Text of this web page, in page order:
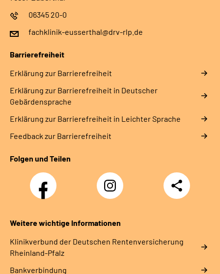
06345 20-0
fachklinik-eusserthal@drv-rlp.de
Barrierefreiheit
Erklärung zur Barrierefreiheit
Erklärung zur Barrierefreiheit in Deutscher
Gebärdensprache
Erklärung zur Barrierefreiheit in Leichter Sprache
Feedback zur Barrierefreiheit
Folgen und Teilen
Facebook
Instagram
DRV
Nachwuchskräfte
Teilen
Weitere wichtige Informationen
Klinikverbund der Deutschen Rentenversicherung
Rheinland-Pfalz
Bankverbindung